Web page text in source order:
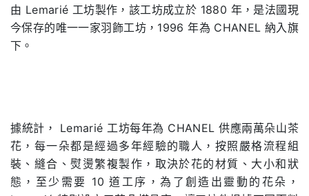
由 Lemarié 工坊製作，該工坊成立於 1880 年，是法國現
今保存的唯一一家羽飾工坊，1996 年為 CHANEL 納入旗
下。
據統計， Lemarié 工坊每年為 CHANEL 供應兩萬朵山茶
花，每一朵都是經過多年經驗的職人，按照嚴格流程組
裝、縫合、熨燙繁複製作，取決於花的材質、大小和狀
態，至少需要 10 道工序，為了創造出靈動的花朵，